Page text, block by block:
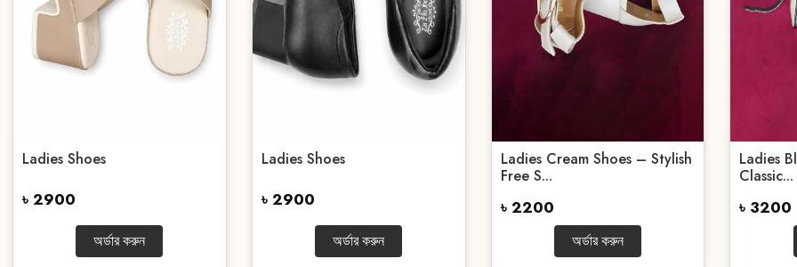
Ladies Shoes
৳ 2900
অর্ডার করুন
Ladies Shoes
৳ 2900
অর্ডার করুন
Ladies Cream Shoes – Stylish
Free S...
৳ 2200
অর্ডার করুন
Ladies
Classic...
৳ 3200